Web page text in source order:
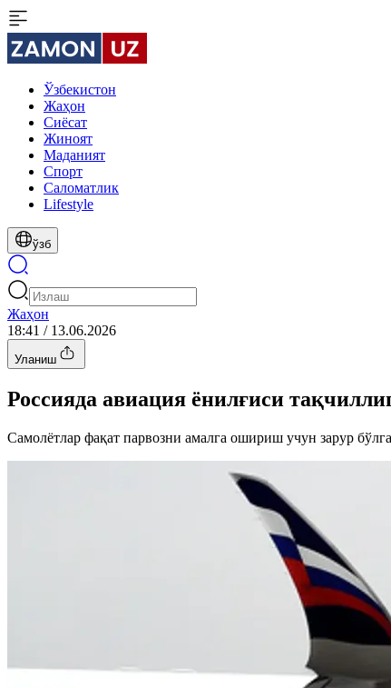
Ўзбекистон
Жаҳон
Сиёсат
Жиноят
Маданият
Спорт
Cаломатлик
Lifestyle
ўзб
Жаҳон
18:41 / 13.06.2026
Уланиш
Россияда авиация ёнилғиси
Самолётлар фақат парвозни амалга ошириш учун зарур